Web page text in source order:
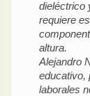
dieléctrico
requiere
altura.
Alejandro
educativo,
laborales